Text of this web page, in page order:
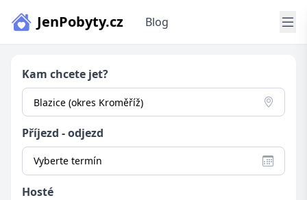
JenPobyty.cz Blog
Kam chcete jet?
Příjezd - odjezd
Vyberte termín
Hosté